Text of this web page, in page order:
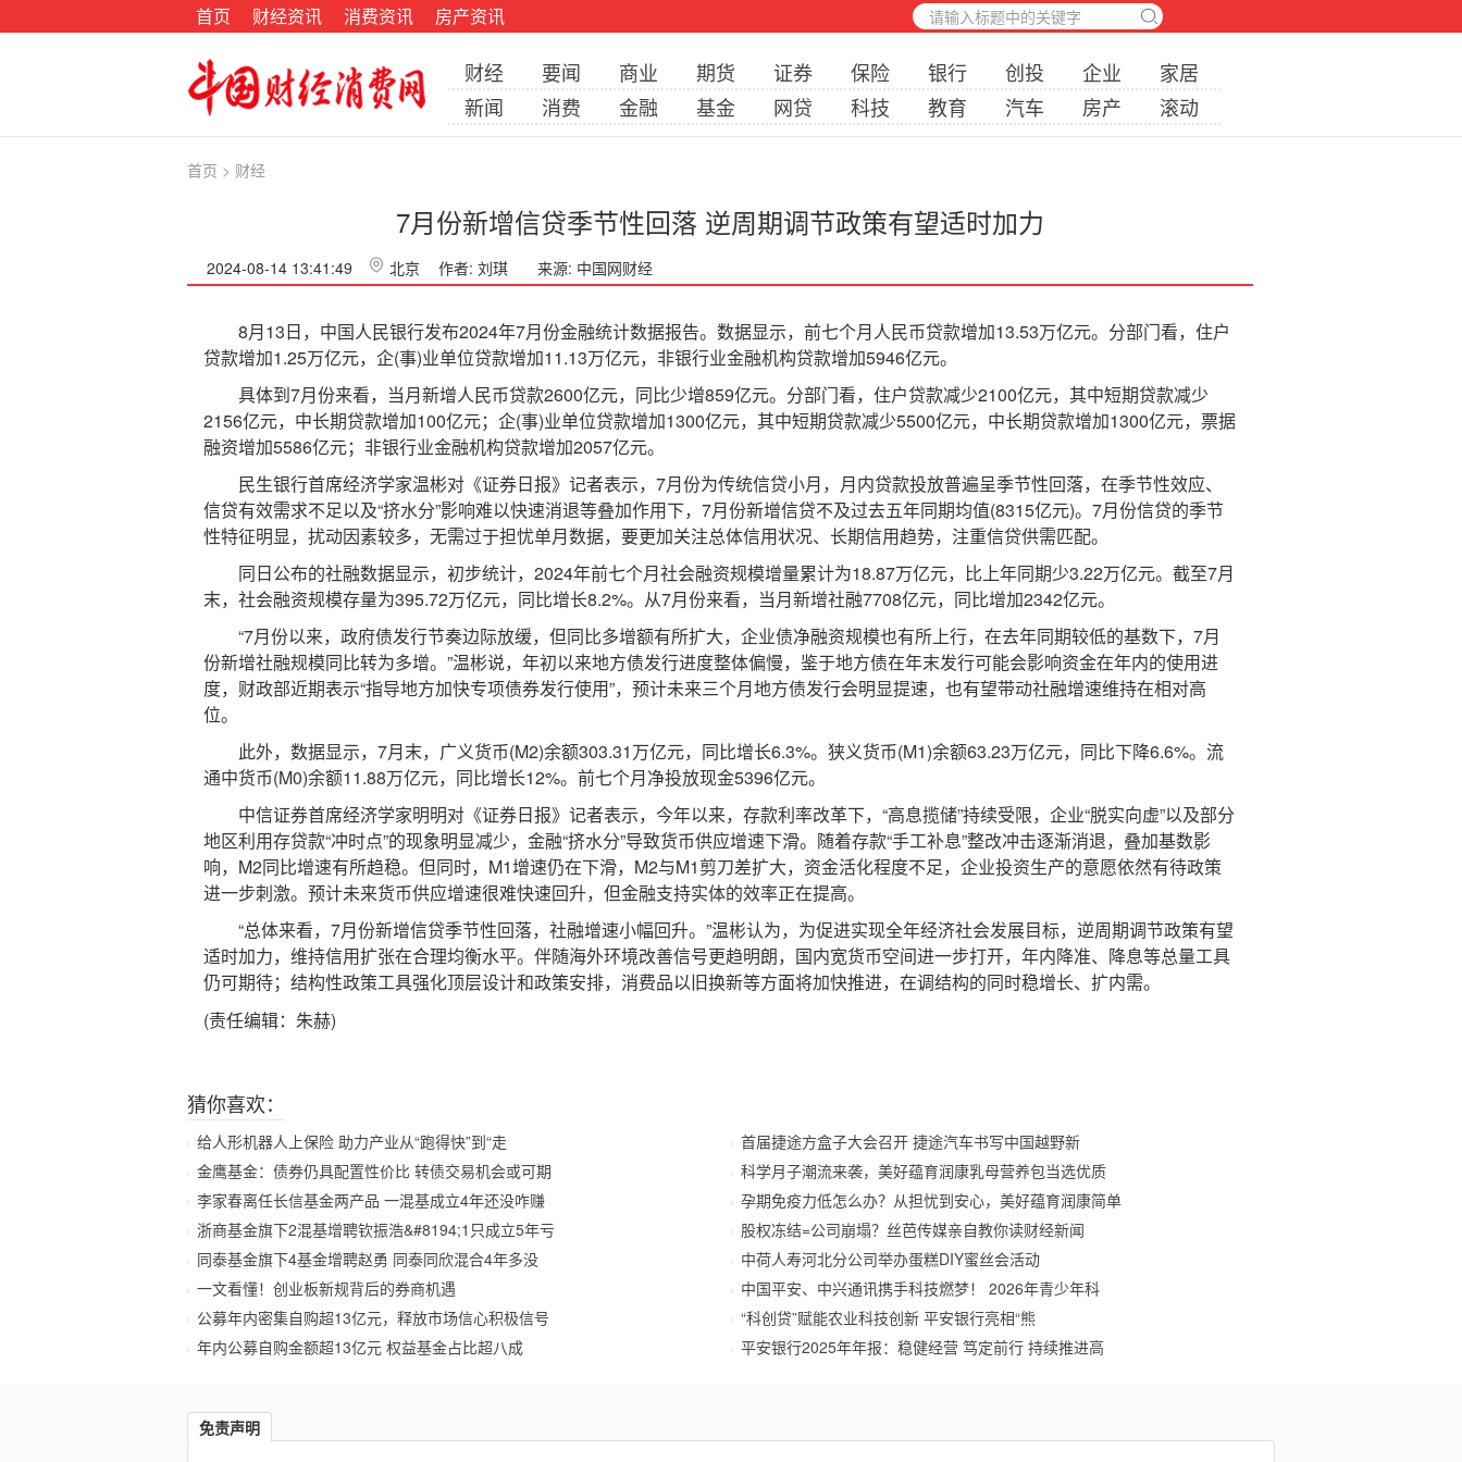
首页 财经资讯 消费资讯 房产资讯
财经 要闻 商业 期货 证券 保险 银行 创投 企业
家居
新闻
消费 金融 基金 网贷 科技 教育 汽车 房产 滚动
首页 > 财经
7月份新增信贷季节性回落 逆周期调节政策有望适时加力
2024-08-14 13:41:49 北京 作者: 刘琪 来源: 中国网财经
8月13日，中国人民银行发布2024年7月份金融统计数据报告。数据显示，前七个月人民币贷款增加13.53万亿元。分部门看，住户
贷款增加1.25万亿元，企(事)业单位贷款增加11.13万亿元，非银行业金融机构贷款增加5946亿元。
具体到7月份来看，当月新增人民币贷款2600亿元，同比少增859亿元。分部门看，住户贷款减少2100亿元，其中短期贷款减少
2156亿元，中长期贷款增加100亿元；企(事)业单位贷款增加1300亿元，其中短期贷款减少5500亿元，中长期贷款增加1300亿元，票据
融资增加5586亿元；非银行业金融机构贷款增加2057亿元。
民生银行首席经济学家温彬对《证券日报》记者表示，7月份为传统信贷小月，月内贷款投放普遍呈季节性回落，在季节性效应、
信贷有效需求不足以及“挤水分”影响难以快速消退等叠加作用下，7月份新增信贷不及过去五年同期均值(8315亿元)。7月份信贷的季节
性特征明显，扰动因素较多，无需过于担忧单月数据，要更加关注总体信用状况、长期信用趋势，注重信贷供需匹配。
同日公布的社融数据显示，初步统计，2024年前七个月社会融资规模增量累计为18.87万亿元，比上年同期少3.22万亿元。截至7月
末，社会融资规模存量为395.72万亿元，同比增长8.2%。从7月份来看，当月新增社融7708亿元，同比增加2342亿元。
“7月份以来，政府债发行节奏边际放缓，但同比多增额有所扩大，企业债净融资规模也有所上行，在去年同期较低的基数下，7月
份新增社融规模同比转为多增。”温彬说，年初以来地方债发行进度整体偏慢，鉴于地方债在年末发行可能会影响资金在年内的使用进
度，财政部近期表示“指导地方加快专项债券发行使用”，预计未来三个月地方债发行会明显提速，也有望带动社融增速维持在相对高
位。
此外，数据显示，7月末，广义货币(M2)余额303.31万亿元，同比增长6.3%。狭义货币(M1)余额63.23万亿元，同比下降6.6%。流
通中货币(M0)余额11.88万亿元，同比增长12%。前七个月净投放现金5396亿元。
中信证券首席经济学家明明对《证券日报》记者表示，今年以来，存款利率改革下，“高息揽储”持续受限，企业“脱实向虚”以及部分
地区利用存贷款“冲时点”的现象明显减少，金融“挤水分”导致货币供应增速下滑。随着存款“手工补息”整改冲击逐渐消退，叠加基数影
响，M2同比增速有所趋稳。但同时，M1增速仍在下滑，M2与M1剪刀差扩大，资金活化程度不足，企业投资生产的意愿依然有待政策
进一步刺激。预计未来货币供应增速很难快速回升，但金融支持实体的效率正在提高。
“总体来看，7月份新增信贷季节性回落，社融增速小幅回升。”温彬认为，为促进实现全年经济社会发展目标，逆周期调节政策有望
适时加力，维持信用扩张在合理均衡水平。伴随海外环境改善信号更趋明朗，国内宽货币空间进一步打开，年内降准、降息等总量工具
仍可期待；结构性政策工具强化顶层设计和政策安排，消费品以旧换新等方面将加快推进，在调结构的同时稳增长、扩内需。
(责任编辑：朱赫)
猜你喜欢：
给人形机器人上保险 助力产业从“跑得快”到“走
金鹰基金：债券仍具配置性价比 转债交易机会或可期
李家春离任长信基金两产品 一混基成立4年还没咋赚
浙商基金旗下2混基增聘钦振浩&#8194;1只成立5年亏
同泰基金旗下4基金增聘赵勇 同泰同欣混合4年多没
一文看懂！创业板新规背后的券商机遇
公募年内密集自购超13亿元，释放市场信心积极信号
年内公募自购金额超13亿元 权益基金占比超八成
首届捷途方盒子大会召开 捷途汽车书写中国越野新
科学月子潮流来袭，美好蕴育润康乳母营养包当选优质
孕期免疫力低怎么办？从担忧到安心，美好蕴育润康简单
股权冻结=公司崩塌？丝芭传媒亲自教你读财经新闻
中荷人寿河北分公司举办蛋糕DIY蜜丝会活动
中国平安、中兴通讯携手科技燃梦！ 2026年青少年科
“科创贷”赋能农业科技创新 平安银行亮相“熊
平安银行2025年年报：稳健经营 笃定前行 持续推进高
免责声明